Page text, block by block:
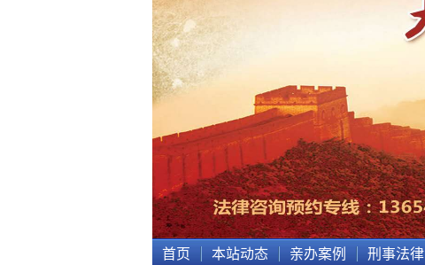
首页 本站动态 亲办案例 刑事法律